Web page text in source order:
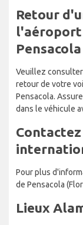
Retour
Pensacola
Veuillez
retour de votre
Pensacola.
dans le véhicule
Pour plus
de Pensacola
Lieux